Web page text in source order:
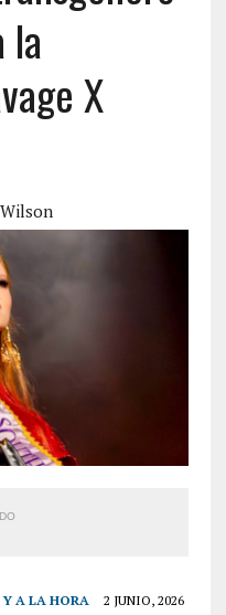
la
X
A LA HORA 2 JUNIO, 2026